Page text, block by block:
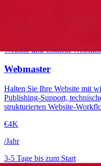
Website und Content Websites
Webmaster
Halten Sie Ihre Website mit
Publishing-Support,
strukturierten Website-
€4K
/Jahr
3-5 Tage bis zum Start